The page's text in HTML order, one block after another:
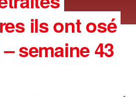
ils ont osé
semaine 43